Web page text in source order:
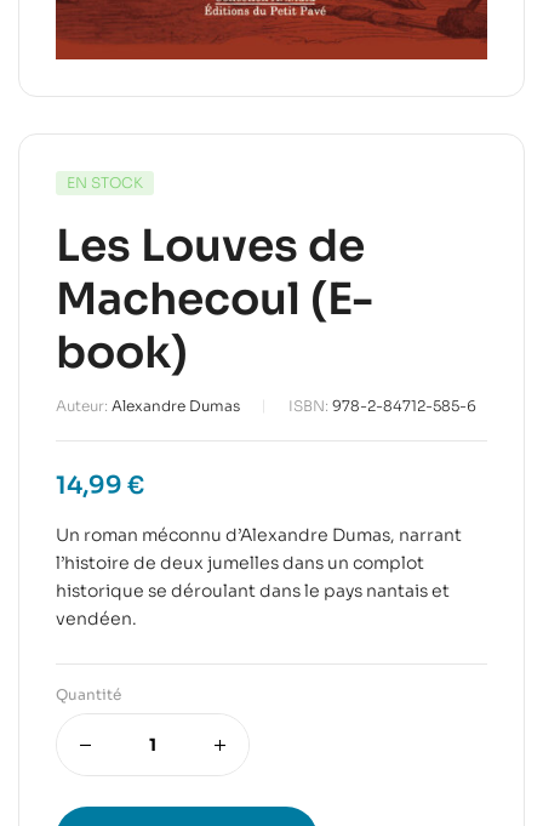
EN STOCK
Les Louves de
Machecoul (E-
book)
Auteur: Alexandre Dumas ISBN: 978-2-84712-585-6
14,99 €
Un roman méconnu d’Alexandre Dumas, narrant
l’histoire de deux jumelles dans un complot
historique se déroulant dans le pays nantais et
vendéen.
Quantité